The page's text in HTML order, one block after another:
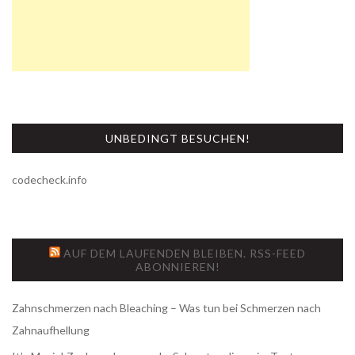
UNBEDINGT BESUCHEN!
codecheck.info
AUF DEM LAUFENDEN BLEIBEN. RSS-FEED
ABONNIEREN!
Zahnschmerzen nach Bleaching – Was tun bei Schmerzen nach
Zahnaufhellung